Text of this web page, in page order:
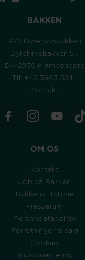
BAKKEN
A/S Dyrehavsbakken
Dyrehavsbakken 51.1
DK-2930 Klampenborg
Tlf. +45 3963 3544
Kontakt
OM OS
Kontakt
Job på Bakken
Bakkens Historie
Presserum
Persondatapolitik
Forretninger til salg
Cookies
Naboorientering